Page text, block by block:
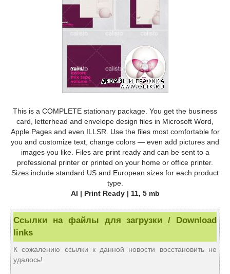
This is a COMPLETE stationary package. You get the business
card, letterhead and envelope design files in Microsoft Word,
Apple Pages and even ILLSR. Use the files most comfortable for
you and customize text, change colors — even add pictures and
images you like. Files are print ready and can be sent to a
professional printer or printed on your home or office printer.
Sizes include standard US and European sizes for each product
type.
AI | Print Ready | 11, 5 mb
Ссылки на файлы для загрузки / Download
links
К сожалению ссылки к данной новости восстановить не
удалось!